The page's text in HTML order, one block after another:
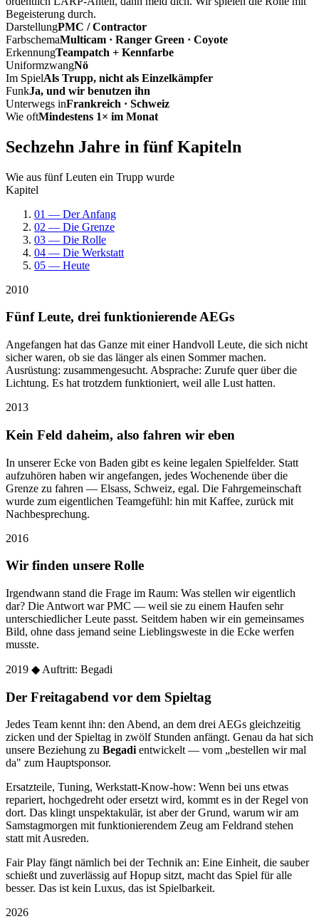
Begeisterung durch.
DarstellungPMC / Contractor
FarbschemaMulticam · Ranger Green · Coyote
ErkennungTeampatch + Kennfarbe
UniformzwangNö
Im SpielAls Trupp, nicht als Einzelkämpfer
FunkJa, und wir benutzen ihn
Unterwegs inFrankreich · Schweiz
Wie oftMindestens 1× im Monat
Sechzehn Jahre in fünf Kapiteln
Wie aus fünf Leuten ein Trupp wurde
Kapitel
01 — Der Anfang
02 — Die Grenze
03 — Die Rolle
04 — Die Werkstatt
05 — Heute
2010
Fünf Leute, drei funktionierende AEGs
Angefangen hat das Ganze mit einer Handvoll Leute, die sich nicht
sicher waren, ob sie das länger als einen Sommer machen.
Ausrüstung: zusammengesucht. Absprache: Zurufe quer über die
Lichtung. Es hat trotzdem funktioniert, weil alle Lust hatten.
2013
Kein Feld daheim, also fahren wir eben
In unserer Ecke von Baden gibt es keine legalen Spielfelder. Statt
aufzuhören haben wir angefangen, jedes Wochenende über die
Grenze zu fahren — Elsass, Schweiz, egal. Die Fahrgemeinschaft
wurde zum eigentlichen Teamgefühl: hin mit Kaffee, zurück mit
Nachbesprechung.
2016
Wir finden unsere Rolle
Irgendwann stand die Frage im Raum: Was stellen wir eigentlich
dar? Die Antwort war PMC — weil sie zu einem Haufen sehr
unterschiedlicher Leute passt. Seitdem haben wir ein gemeinsames
Bild, ohne dass jemand seine Lieblingsweste in die Ecke werfen
musste.
2019 ◆ Auftritt: Begadi
Der Freitagabend vor dem Spieltag
Jedes Team kennt ihn: den Abend, an dem drei AEGs gleichzeitig
zicken und der Spieltag in zwölf Stunden anfängt. Genau da hat sich
unsere Beziehung zu Begadientwickelt — vom „bestellen wir mal
da" zum Hauptsponsor.
Ersatzteile, Tuning, Werkstatt-Know-how: Wenn bei uns etwas
repariert, hochgedreht oder ersetzt wird, kommt es in der Regel von
dort. Das klingt unspektakulär, ist aber der Grund, warum wir am
Samstagmorgen mit funktionierendem Zeug am Feldrand stehen
statt mit Ausreden.
Fair Play fängt nämlich bei der Technik an: Eine Einheit, die sauber
schießt und zuverlässig auf Hopup sitzt, macht das Spiel für alle
besser. Das ist kein Luxus, das ist Spielbarkeit.
2026